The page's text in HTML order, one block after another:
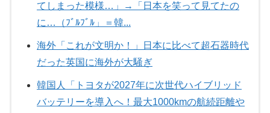
てしまった模様…」→「日本を笑って見てたの
に…（ﾌﾞﾙﾌﾞﾙ」＝韓...
海外「これが文明か！」日本に比べて超石器時代
だった英国に海外が大騒ぎ
韓国人「トヨタが2027年に次世代ハイブリッド
バッテリーを導入へ！最大1000kmの航続距離や